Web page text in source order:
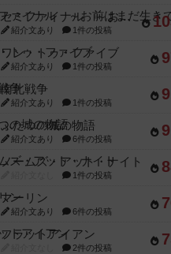
セミファイナル ～お前はまだ生きている～
紹介文あり 1件の投稿
ワン・トゥ・ファイブ
紹介文あり 1件の投稿
南北戦争
紹介文あり 1件の投稿
ふたつの城の物語
紹介文あり 6件の投稿
ノームズ・アット・ナイト
1件の投稿
マーリン
紹介文あり 6件の投稿
フラットアイアン
2件の投稿